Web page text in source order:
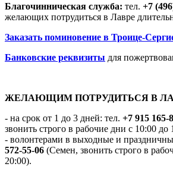
Благочинническая служба: тел. +7
желающих потрудиться в Лавре
Заказать поминовение в Троице-
Банковские реквизиты для
ЖЕЛАЮЩИМ ПОТРУДИТЬСЯ В
- на срок от 1 до 3 дней: тел. +7 915 165-
звонить строго в рабочие дни с 10:00 до
- волонтерами в выходные и
572-55-06 (Семен, звонить строго в
20:00).